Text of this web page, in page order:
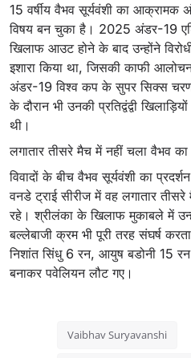
15 वर्षीय वैभव सूर्यवंशी का आक्रामक
विषय बन चुका है। 2025 अंडर-19
खिलाफ आउट होने के बाद उन्होंने
इशारा किया था, जिसकी काफी
अंडर-19 विश्व कप के सुपर सिक्स
के दौरान भी उनकी प्रतिद्वंद्वी
थी।
लगातार तीसरे मैच में नहीं चला वैभव का
विवादों के बीच वैभव सूर्यवंशी का
वनडे ट्राई सीरीज में वह लगातार
रहे। श्रीलंका के खिलाफ मुकाबले में
बल्लेबाजी क्रम भी पूरी तरह संघर्ष
निशांत सिंधु 6 रन, आयुष बडोनी 15
बनाकर पवेलियन लौट गए।
Vaibhav Suryavanshi